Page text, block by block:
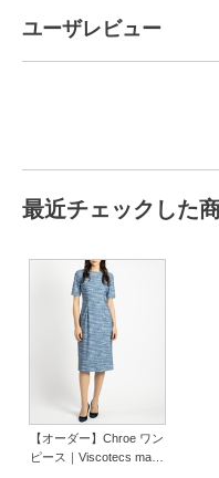
ユーザレビュー
最近チェックした
【オーダー】Chroe ワン
ピース｜Viscotecs make